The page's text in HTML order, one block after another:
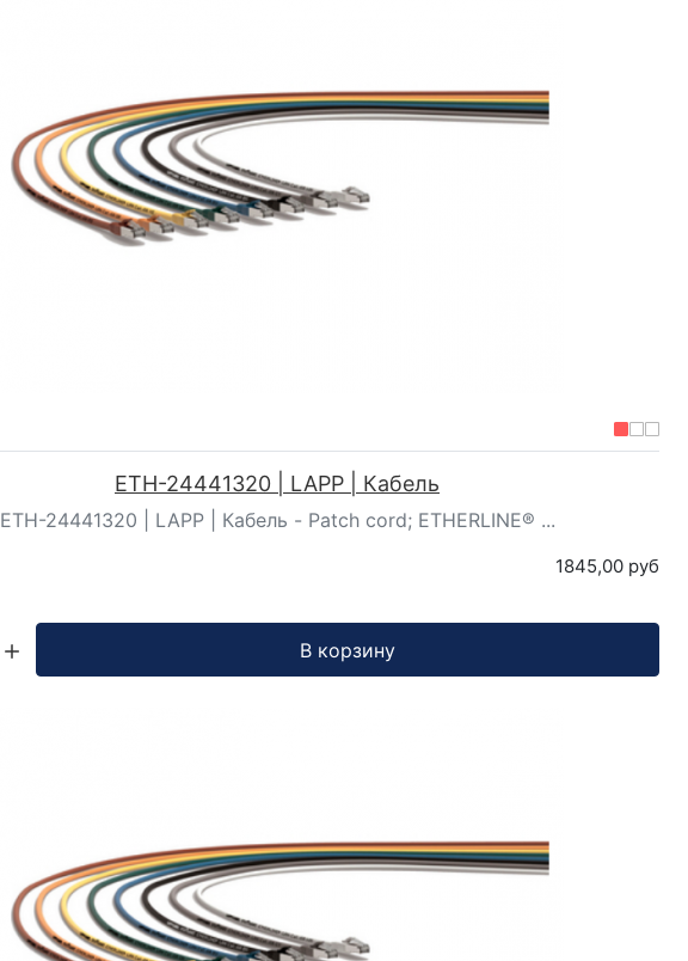
ETH-24441320 | LAPP | Кабель
ETH-24441320 | LAPP | Кабель - Patch cord; ETHERLINE® ...
1845,00 руб
В корзину